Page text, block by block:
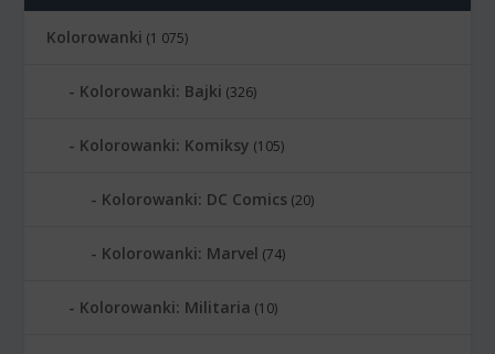
Kolorowanki (1 075)
Kolorowanki: Bajki (326)
Kolorowanki: Komiksy (105)
Kolorowanki: DC Comics (20)
Kolorowanki: Marvel (74)
Kolorowanki: Militaria (10)